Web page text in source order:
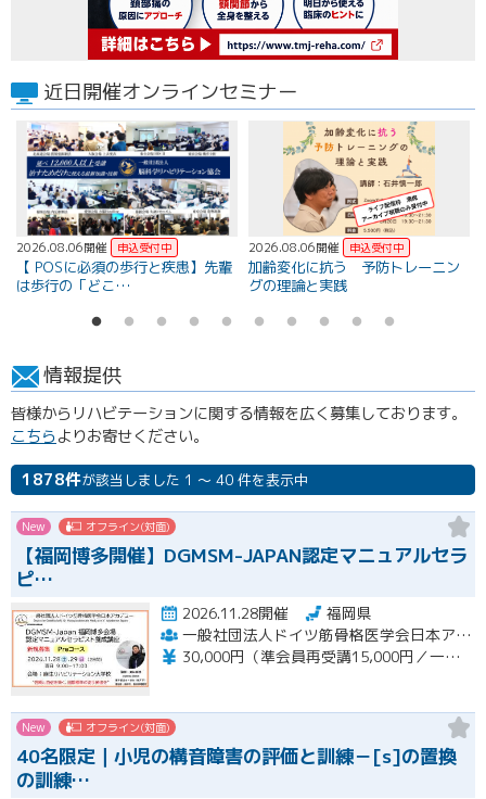
近日開催オンラインセミナー
2026.08.06開催
【 POSに必須の歩行と疾患】先輩
は歩行の「どこ…
2026.08.06開催
加齢変化に抗う 予防トレーニン
グの理論と実践
情報提供
皆様からリハビテーションに関する情報を広く募集しております。
こちらよりお寄せください。
1878件が該当しました 1 ～ 40 件を表示中
New オフライン(対面)
【福岡博多開催】DGMSM-JAPAN認定マニュアルセラ
ピ…
2026.11.28開催
福岡県
一般社団法人ドイツ筋骨格医学会日本アカデミー（DGMSM-JAPAN）福岡博多会場
30,000円（準会員再受講15,000円／一般会員13,000円）
New オフライン(対面)
40名限定｜小児の構音障害の評価と訓練－[s]の置換
の訓練…